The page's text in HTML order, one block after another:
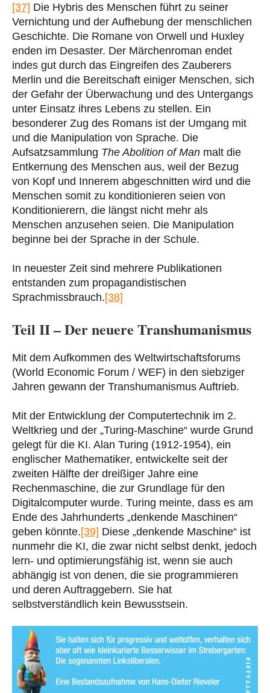
[37] Die Hybris des Menschen führt zu seiner
Vernichtung und der Aufhebung der menschlichen
Geschichte. Die Romane von Orwell und Huxley
enden im Desaster. Der Märchenroman endet
indes gut durch das Eingreifen des Zauberers
Merlin und die Bereitschaft einiger Menschen, sich
der Gefahr der Überwachung und des Untergangs
unter Einsatz ihres Lebens zu stellen. Ein
besonderer Zug des Romans ist der Umgang mit
und die Manipulation von Sprache. Die
Aufsatzsammlung The Abolition of Man malt die
Entkernung des Menschen aus, weil der Bezug
von Kopf und Innerem abgeschnitten wird und die
Menschen somit zu konditionieren seien von
Konditionierern, die längst nicht mehr als
Menschen anzusehen seien. Die Manipulation
beginne bei der Sprache in der Schule.
In neuester Zeit sind mehrere Publikationen
entstanden zum propagandistischen
Sprachmissbrauch.[38]
Teil II – Der neuere Transhumanismus
Mit dem Aufkommen des Weltwirtschaftsforums
(World Economic Forum / WEF) in den siebziger
Jahren gewann der Transhumanismus Auftrieb.
Mit der Entwicklung der Computertechnik im 2.
Weltkrieg und der „Turing-Maschine“ wurde Grund
gelegt für die KI. Alan Turing (1912-1954), ein
englischer Mathematiker, entwickelte seit der
zweiten Hälfte der dreißiger Jahre eine
Rechenmaschine, die zur Grundlage für den
Digitalcomputer wurde. Turing meinte, dass es am
Ende des Jahrhunderts „denkende Maschinen“
geben könnte.[39] Diese „denkende Maschine“ ist
nunmehr die KI, die zwar nicht selbst denkt, jedoch
lern- und optimierungsfähig ist, wenn sie auch
abhängig ist von denen, die sie programmieren
und deren Auftraggebern. Sie hat
selbstverständlich kein Bewusstsein.